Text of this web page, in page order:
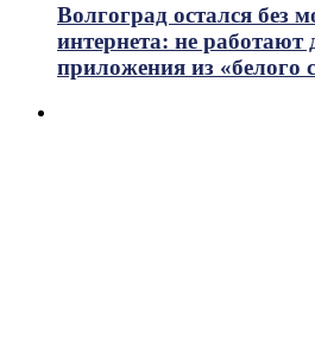
Волгоград остался без
интернета: не работают
приложения из «белого